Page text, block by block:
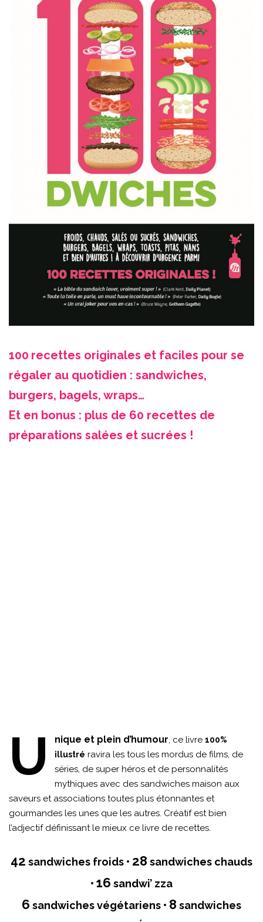
100 recettes originales et faciles pour se
régaler au quotidien : sandwiches,
burgers, bagels, wraps…
Et en bonus : plus de 60 recettes de
préparations salées et sucrées !
U nique et plein d’humour, ce livre 100%
illustré ravira les tous les mordus de films, de
séries, de super héros et de personnalités
mythiques avec des sandwiches maison aux
saveurs et associations toutes plus étonnantes et
gourmandes les unes que les autres. Créatif est bien
l’adjectif définissant le mieux ce livre de recettes.
42 sandwiches froids • 28 sandwiches chauds
• 16 sandwi’ zza
6 sandwiches végétariens • 8 sandwiches